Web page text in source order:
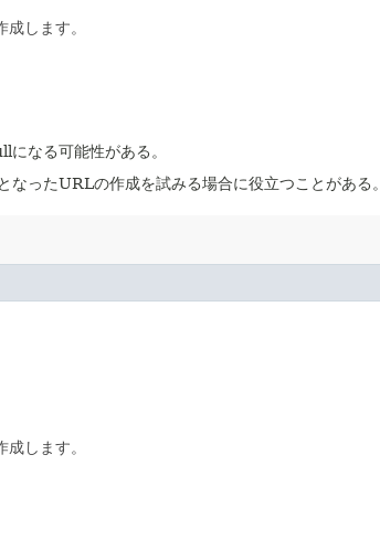
します。
なる可能性がある。
ったURLの作成を試みる場合に役立つことがある。
します。